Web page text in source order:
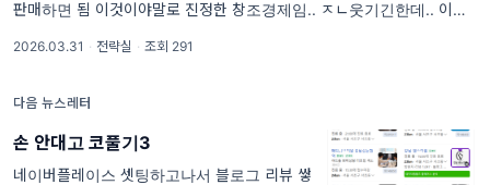
판매하면 됨 이것이야말로 진정한 창조경제임.. ㅈㄴ웃기긴한데.. 이렇게
2026.03.31 · 전략실 · 조회 291
다음 뉴스레터
손 안대고 코풀기3
네이버플레이스 셋팅하고나서 블로그 리뷰 쌓